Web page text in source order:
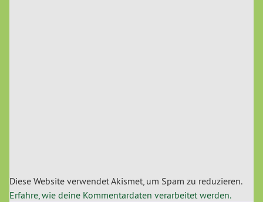
Diese Website verwendet Akismet, um Spam zu reduzieren.
Erfahre, wie deine Kommentardaten verarbeitet werden.